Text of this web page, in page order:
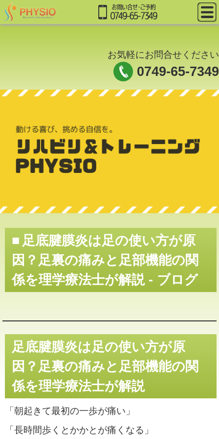
お気軽にお問合せください
0749-65-7349
足底腱膜炎は足の使い方が原
因？足裏の痛みと足部機能の関
係を理学療法士が解説 - ブログ
足底腱膜炎は足の使い方が原
因？足裏の痛みと足部機能の関
係を理学療法士が解説
「朝起きて最初の一歩が痛い」
「長時間歩くとかかとが痛くなる」